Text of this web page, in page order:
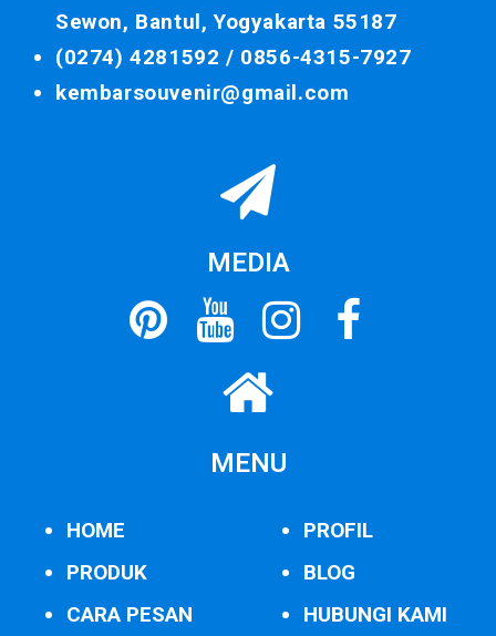
Sewon, Bantul, Yogyakarta 55187
(0274) 4281592 / 0856-4315-7927
kembarsouvenir@gmail.com
MEDIA
MENU
HOME
PRODUK
CARA PESAN
PROFIL
BLOG
HUBUNGI KAMI